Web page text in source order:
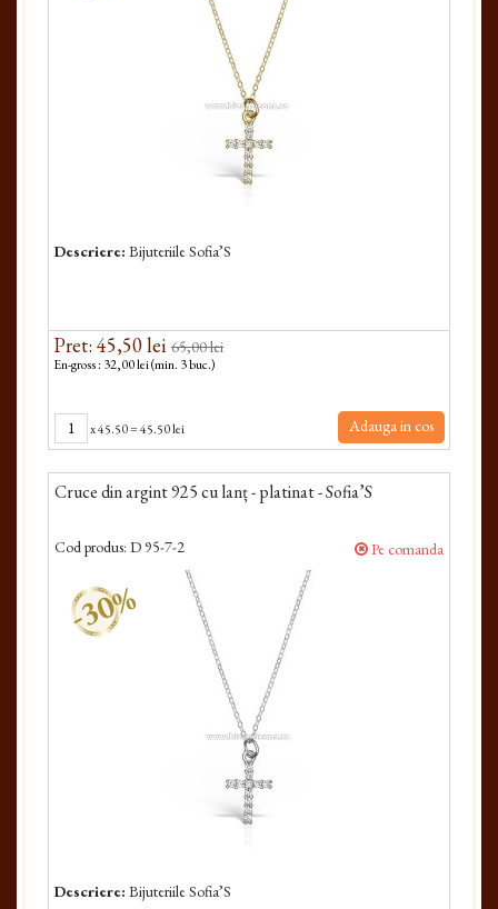
Descriere: Bijuteriile Sofia’S
Pret: 45,50 lei 65,00 lei
En-gross : 32,00 lei (min. 3 buc.)
x45.50=45.50 lei Adauga in cos
Cruce din argint 925 cu lanț - platinat - Sofia’S
Cod produs: D 95-7-2 Pe comanda
-30%
Descriere: Bijuteriile Sofia’S